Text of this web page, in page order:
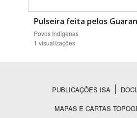
Pulseira feita pelos
Povos Indígenas
1 visualizações
Rodapé
PUBLICAÇÕES ISA
MAPAS E CARTAS